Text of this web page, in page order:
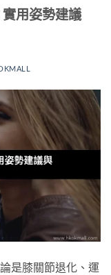
用姿勢建議
是膝關節退化、運